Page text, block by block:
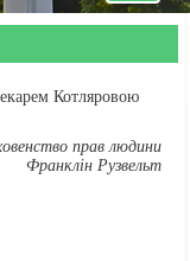
Котляровою
прав людини
Франклін Рузвельт